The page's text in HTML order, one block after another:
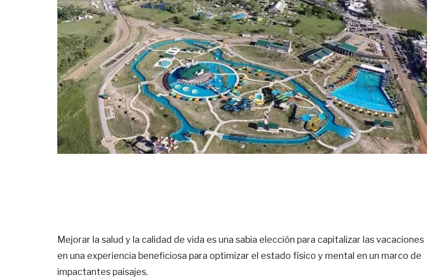
Mejorar la salud y la calidad de vida es una sabia elección para capitalizar las vacaciones
en una experiencia beneficiosa para optimizar el estado físico y mental en un marco de
impactantes paisajes.